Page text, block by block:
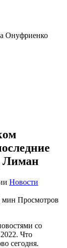
Онуфриенко
Лиман
Новости
мин Просмотров
со
Что
сегодня.